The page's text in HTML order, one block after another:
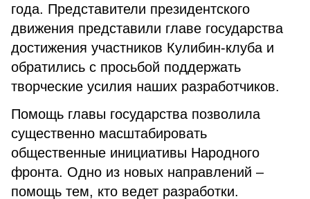
года. Представители президентского
движения представили главе государства
достижения участников Кулибин-клуба и
обратились с просьбой поддержать
творческие усилия наших разработчиков.
Помощь главы государства позволила
существенно масштабировать
общественные инициативы Народного
фронта. Одно из новых направлений –
помощь тем, кто ведет разработки.